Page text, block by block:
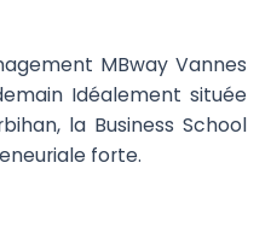
MBway Vannes
Idéalement située
la Business School
forte.